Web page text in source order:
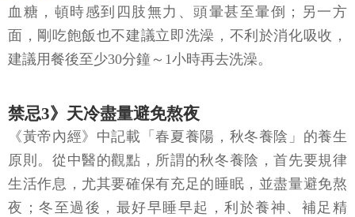
血糖，頓時感到四肢無力、頭暈甚至暈倒；另一方
面，剛吃飽飯也不建議立即洗澡，不利於消化吸收，
建議用餐後至少30分鐘～1小時再去洗澡。
禁忌3》天冷盡量避免熬夜
《黃帝內經》中記載「春夏養陽，秋冬養陰」的養生
原則。從中醫的觀點，所謂的秋冬養陰，首先要規律
生活作息，尤其要確保有充足的睡眠，並盡量避免熬
夜；冬至過後，最好早睡早起，利於養神、補足精